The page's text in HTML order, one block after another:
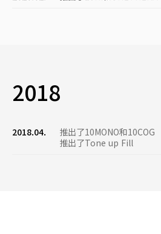
2018
2018.04.
推出了10MONO和10COG
推出了Tone up Fill